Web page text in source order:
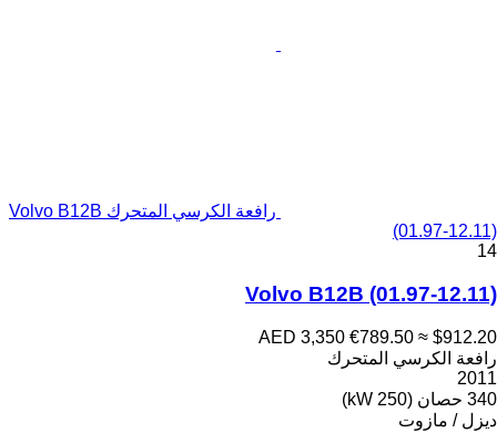
رافعة الكرسي المتحرك Volvo B12B
(01.97-12.11)
14
Volvo B12B (01.97-12.11)
AED 3,350 €789.50 ≈ $912.20
رافعة الكرسي المتحرك
2011
340 حصان (250 kW)
ديزل / مازوت